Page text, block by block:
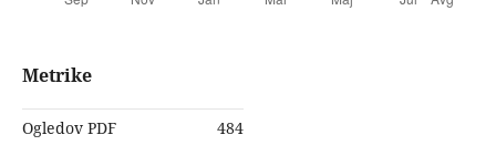
Metrike
Ogledov PDF 484